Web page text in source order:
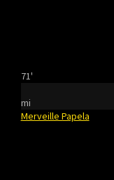
71'
mi
Merveille Papela